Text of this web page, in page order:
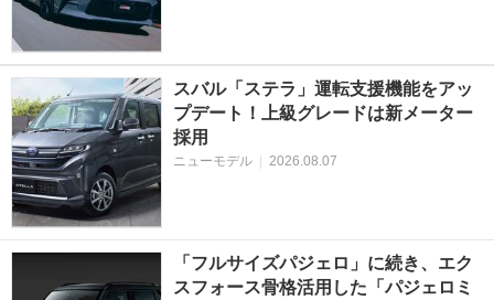
スバル「ステラ」運転支援機能をアッ
プデート！上級グレードは新メーター
採用
ニューモデル 2026.08.07
「フルサイズパジェロ」に続き、エク
スフォース骨格活用した「パジェロミ